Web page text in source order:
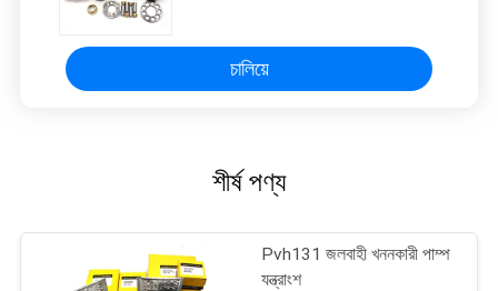
চালিয়ে
শীর্ষ পণ্য
Pvh131 জলবাহী খননকারী পাম্প
যন্ত্রাংশ